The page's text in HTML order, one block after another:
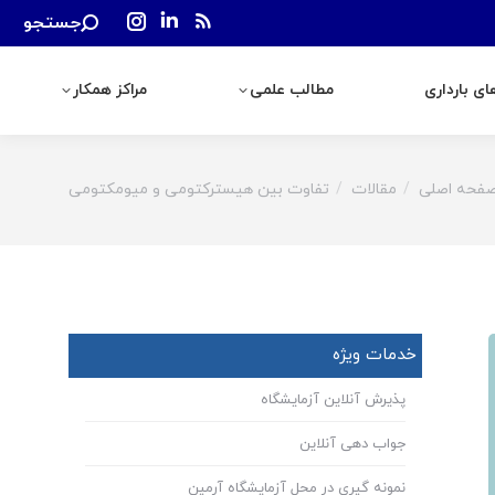
Rss
Linkedin
opens
window
Instagram
opens
window
Search:
جستجو
بارداری مطالب علمی مراکز همکار
You are
اصلی مقالات تفاوت بین هیسترکتومی و میومکتومی
خدمات ویژه
پذیرش آنلاین آزمایشگاه
جواب دهی آنلاین
نمونه گیری در محل آزمایشگاه آرمین
مراکز همکار